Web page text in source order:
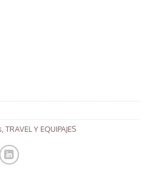
TRAVEL Y EQUIPAJES